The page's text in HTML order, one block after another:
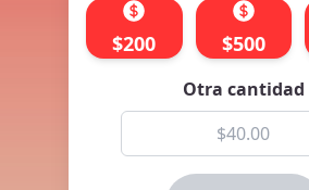
$200 $500
Otra cantidad